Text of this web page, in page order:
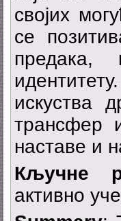
својих
се
искуства
трансфер
наставе и
Кључне
активно